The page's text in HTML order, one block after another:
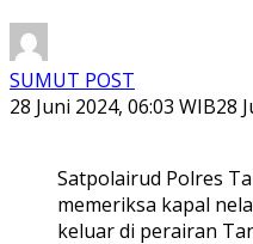
SUMUT POST
28 Juni 2024, 06:03 WIB28
Satpolairud Polres
memeriksa kapal
keluar di perairan